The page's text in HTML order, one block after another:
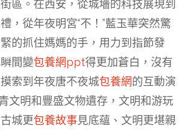
區。在西安，從城墻的科技展現到
，從年夜明宮“不！”藍玉華突然驚
的抓住媽媽的手，用力到指節發
間變包養網ppt得更加蒼白，沒有
索到年夜唐不夜城包養網的互動演
文明和豐盛文物遺存，文明和游玩
城更包養故事見底蘊、文明更堪親